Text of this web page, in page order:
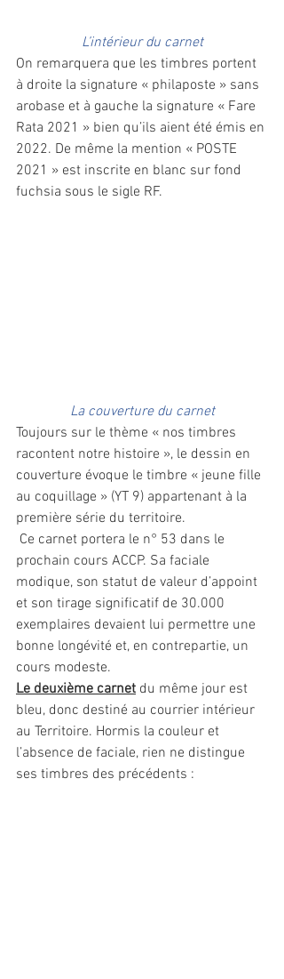
L’intérieur du carnet
On remarquera que les timbres portent
à droite la signature « philaposte » sans
arobase et à gauche la signature « Fare
Rata 2021 » bien qu’ils aient été émis en
2022. De même la mention « POSTE
2021 » est inscrite en blanc sur fond
fuchsia sous le sigle RF.
La couverture du carnet
Toujours sur le thème « nos timbres
racontent notre histoire », le dessin en
couverture évoque le timbre « jeune fille
au coquillage » (YT 9) appartenant à la
première série du territoire.
prochain cours ACCP. Sa faciale
modique, son statut de valeur d’appoint
et son tirage significatif de 30.000
exemplaires devaient lui permettre une
bonne longévité et, en contrepartie, un
cours modeste.
Le deuxième carnet du même jour est
bleu, donc destiné au courrier intérieur
au Territoire. Hormis la couleur et
l’absence de faciale, rien ne distingue
ses timbres des précédents :